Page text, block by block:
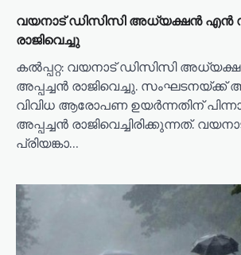
വയനാട് ഡിസിസി അധ്യക്ഷൻ എൻ
രാജിവെച്ചു
കല്‍പ്പറ്റ: വയനാട് ഡിസിസി
അപ്പച്ചന്‍ രാജിവെച്ചു. സംഘടനയ്ക്ക്
വിവിധ ആരോപണ ഉയര്‍ന്നതിന്
അപ്പച്ചൻ രാജിവെച്ചിരിക്കുന്നത്.
പ്രിയങ്കാ…